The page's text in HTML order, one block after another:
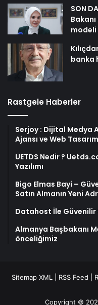
SON
banka
Rastgele Haberler
Serjoy : Dijital Medya
Ajansı ve Web
UETDS Nedir ?
Yazılımı
Bigo Elmas Bayi –
Satın Almanın Yeni
Datahost İle Güvenilir
Almanya Başbakanı
önceliğimiz
Sitemap XML RSS Feed
Copyright ©